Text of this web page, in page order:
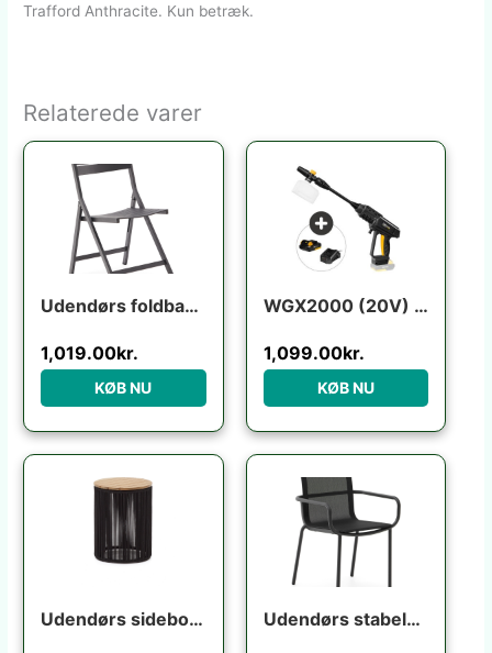
Trafford Anthracite. Kun betræk.
Relaterede varer
Udendørs foldbar klapstol Kave Home Torreta grafit aluminium med fodstøtte UV-modstandsdygtig
1,019.00kr.
KØB NU
WGX2000 (20V) m/batteri+lader
1,099.00kr.
KØB NU
Udendørs sidebord Kave Home Dandara i massivt akacietræ og sort lakeret stål Ø40 H52 cm Udendørs stabelbar spisebordsstol med armlæn Kave Home Galdana grafit aluminium texteline